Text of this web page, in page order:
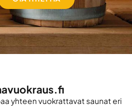
yhteen vuokrattavat saunat eri